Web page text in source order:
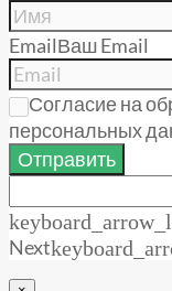
EmailВаш Email
Согласие на
персональных
Отправить
Next